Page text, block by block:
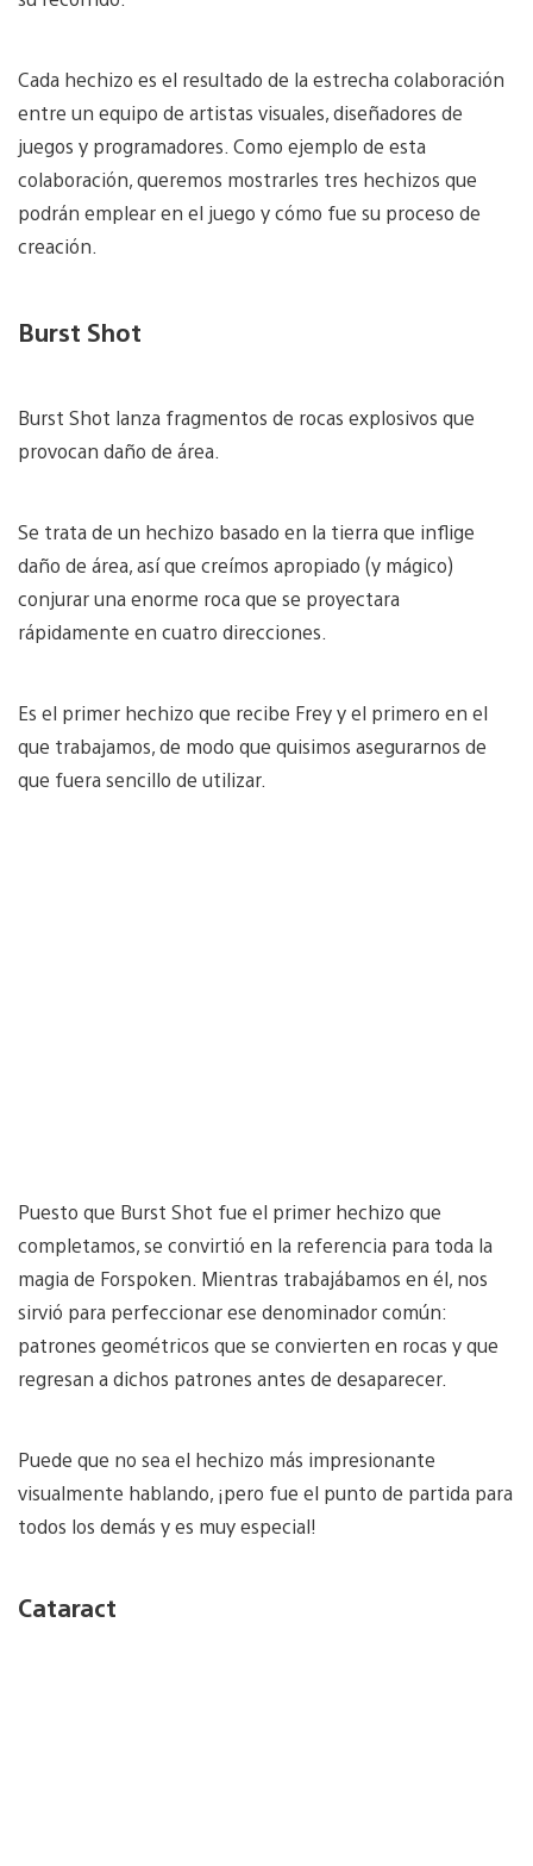
Cada hechizo es el resultado de la estrecha colaboración
entre un equipo de artistas visuales, diseñadores de
juegos y programadores. Como ejemplo de esta
colaboración, queremos mostrarles tres hechizos que
podrán emplear en el juego y cómo fue su proceso de
creación.
Burst Shot
Burst Shot lanza fragmentos de rocas explosivos que
provocan daño de área.
Se trata de un hechizo basado en la tierra que inflige
daño de área, así que creímos apropiado (y mágico)
conjurar una enorme roca que se proyectara
rápidamente en cuatro direcciones.
Es el primer hechizo que recibe Frey y el primero en el
que trabajamos, de modo que quisimos asegurarnos de
que fuera sencillo de utilizar.
Puesto que Burst Shot fue el primer hechizo que
completamos, se convirtió en la referencia para toda la
magia de Forspoken. Mientras trabajábamos en él, nos
sirvió para perfeccionar ese denominador común:
patrones geométricos que se convierten en rocas y que
regresan a dichos patrones antes de desaparecer.
Puede que no sea el hechizo más impresionante
visualmente hablando, ¡pero fue el punto de partida para
todos los demás y es muy especial!
Cataract